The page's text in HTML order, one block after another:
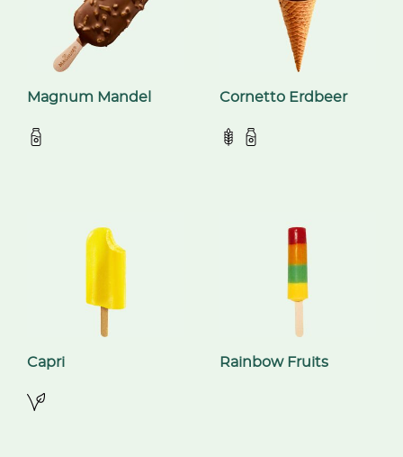
Magnum Mandel Cornetto Erdbeer
Capri Rainbow Fruits